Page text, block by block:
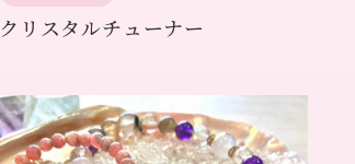
クリスタルチューナー